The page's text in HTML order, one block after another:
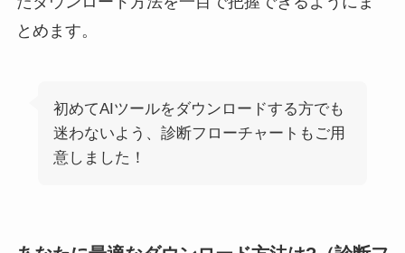
とめます。
初めてAIツールをダウンロードする方でも
迷わないよう、診断フローチャートもご用
意しました！